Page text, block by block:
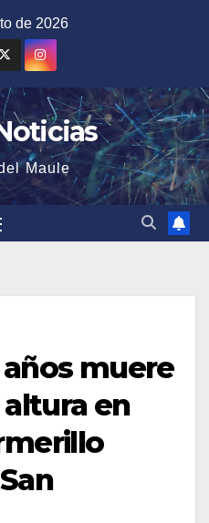
de 2026
Maule
muere
en